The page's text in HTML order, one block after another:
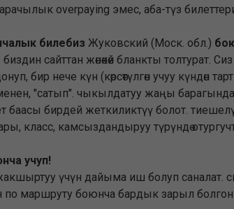
overpaying эмес, аба-түз
билебиз Жуковский (Моск. обл.)
сайттан жөнөкөй бланкты толтурат.
бир нече күн (көрсөтүлгөн учуу
"сатып". чыкылдатуу жаңы
баасы бирдей жеткиликтүү болот.
класс, камсыздандыруу түрүндө
учуп!
үчүн дайыма иш болуп саналат.
маршруту боюнча бардык зарыл болгон